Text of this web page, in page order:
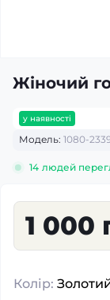
Жіночий
у наявності
Модель: 1080-
14 людей
1 000
Колір: